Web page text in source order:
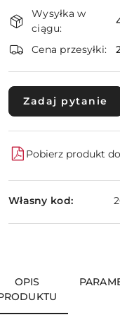
i
dostawa
Wysyłka w
ciągu:
Cena przesyłki:
Zadaj pytanie
Pobierz produkt
Własny kod:
OPIS